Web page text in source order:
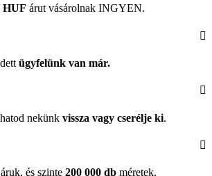
HUF árut vásárolnak INGYEN.
ügyfelünk van már.
nekünk vissza vagy cserélje ki.
áruk, és szinte 200 000 db méretek.